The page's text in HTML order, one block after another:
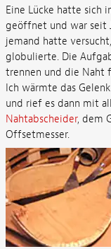
Eine Lücke hatte sich
geöffnet und war seit
jemand hatte
globulierte. Die
trennen und die Naht
Ich wärmte das
und rief es dann mit
Nahtabscheider, dem
Offsetmesser.